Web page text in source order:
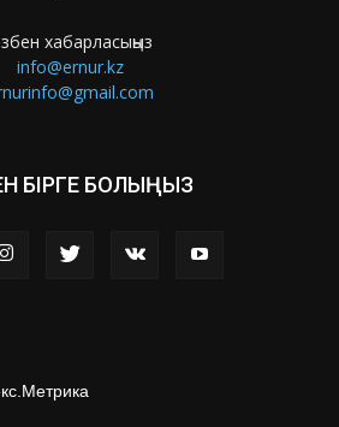
хабарласыңыз
info@ernur.kz
БІРГЕ БОЛЫҢЫЗ